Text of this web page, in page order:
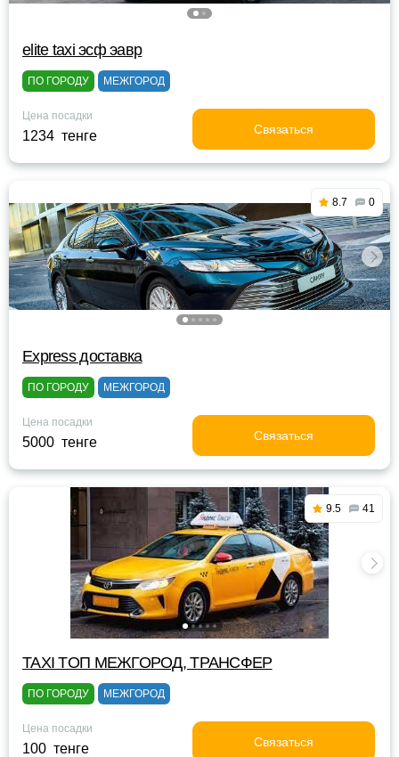
elite taxi эсф эавр
ПО ГОРОДУ МЕЖГОРОД
Цена посадки
1234 тенге Связаться
8.7 0
Express доставка
ПО ГОРОДУ МЕЖГОРОД
Цена посадки
5000 тенге Связаться
9.5 41
TAXI TOП МЕЖГОРОД, ТРАНСФЕР
ПО ГОРОДУ МЕЖГОРОД
Цена посадки
100 тенге Связаться